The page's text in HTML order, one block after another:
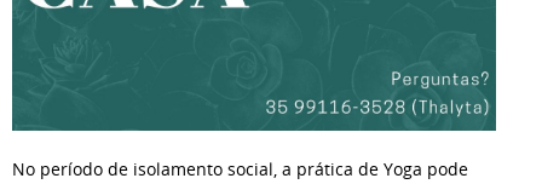
No período de isolamento social, a prática de Yoga pode